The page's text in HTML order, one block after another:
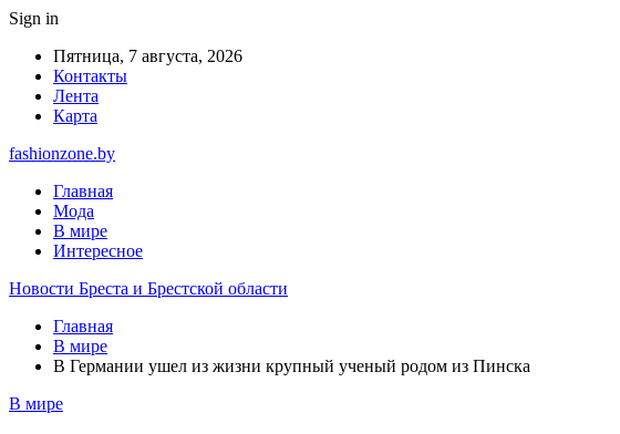
Sign in
Пятница, 7 августа, 2026
Контакты
Лента
Карта
fashionzone.by
Главная
Мода
В мире
Интересное
Новости Бреста и Брестской области
Главная
В мире
В Германии ушел из жизни крупный ученый родом из Пинска
В мире